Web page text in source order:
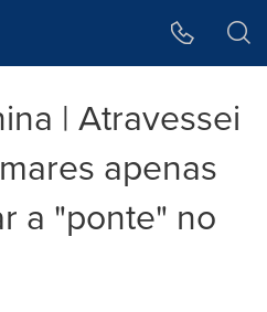
| Atravessei
apenas
a "ponte" no